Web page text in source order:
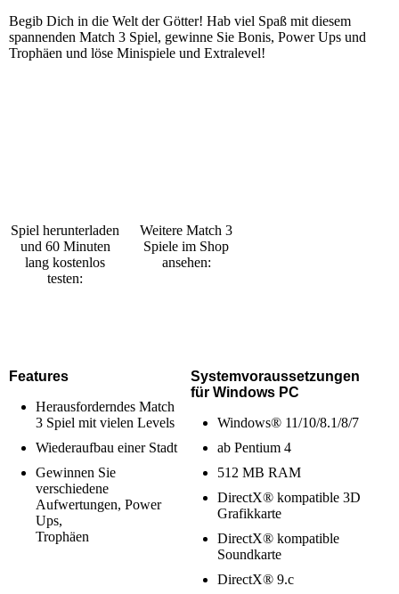
Begib Dich in die Welt der Götter! Hab viel Spaß mit diesem
spannenden Match 3 Spiel, gewinne Sie Bonis, Power Ups und
Trophäen und löse Minispiele und Extralevel!
Spiel herunterladen
und 60 Minuten
lang kostenlos
testen:
Weitere Match 3
Spiele im Shop
ansehen:
Features
Herausforderndes Match
3 Spiel mit vielen Levels
Wiederaufbau einer Stadt
Gewinnen Sie
verschiedene
Aufwertungen, Power
Ups,
Trophäen
Systemvoraussetzungen
für Windows PC
Windows® 11/10/8.1/8/7
ab Pentium 4
512 MB RAM
DirectX® kompatible 3D
Grafikkarte
DirectX® kompatible
Soundkarte
DirectX® 9.c